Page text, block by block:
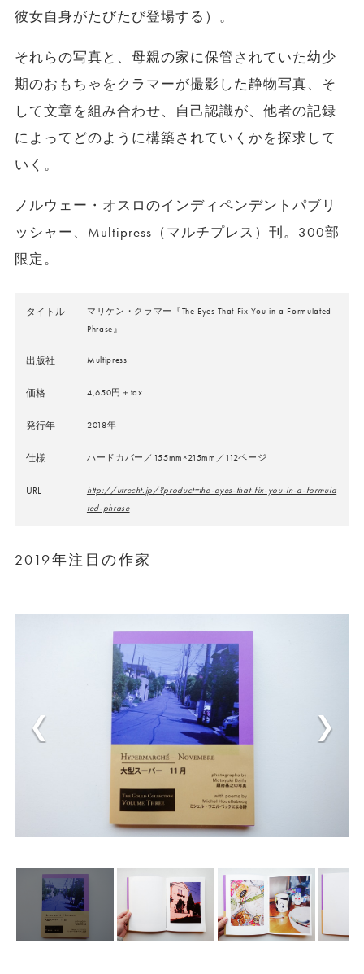
彼女自身がたびたび登場する）。
それらの写真と、母親の家に保管されていた幼少
期のおもちゃをクラマーが撮影した静物写真、そ
して文章を組み合わせ、自己認識が、他者の記録
によってどのように構築されていくかを探求して
いく。
ノルウェー・オスロのインディペンデントパブリ
ッシャー、Multipress（マルチプレス）刊。300部
限定。
タイトル
マリケン・クラマー『The Eyes That Fix You in a Formulated
Phrase』
出版社 Multipress
価格 4,650円＋tax
発行年 2018年
仕様 ハードカバー／155mm×215mm／112ページ
URL
http://utrecht.jp/?product=the-eyes-that-fix-you-in-a-formula
ted-phrase
2019年注目の作家